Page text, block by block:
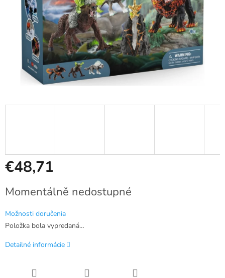
€48,71
cena:
Momentálně nedostupné
Možnosti doručenia
Položka bola vypredaná…
Detailné informácie